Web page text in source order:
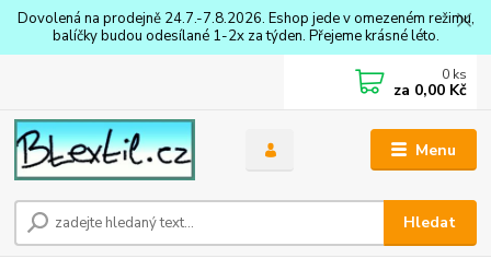
Dovolená na prodejně 24.7.-7.8.2026. Eshop jede v omezeném režimu,
balíčky budou odesílané 1-2x za týden. Přejeme krásné léto.
Menu
Hledat
0 ks
za 0,00 Kč